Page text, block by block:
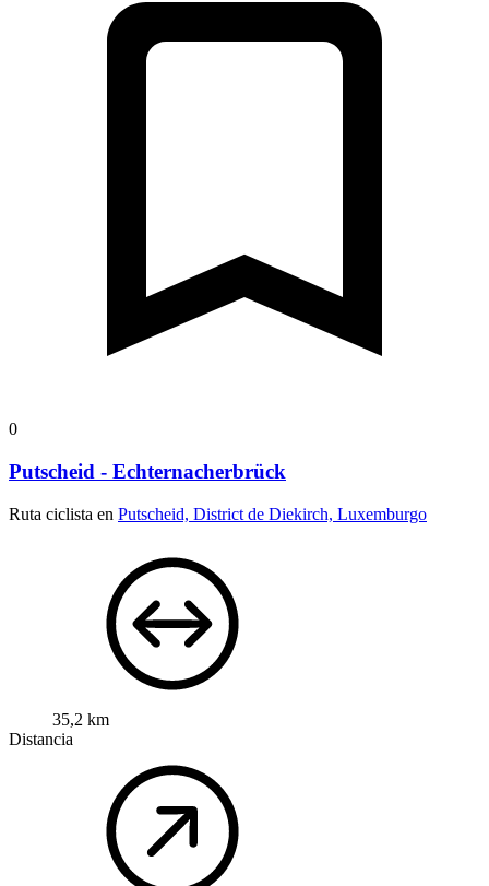
0
Putscheid - Echternacherbrück
Ruta ciclista en Putscheid, District de Diekirch, Luxemburgo
35,2 km
Distancia